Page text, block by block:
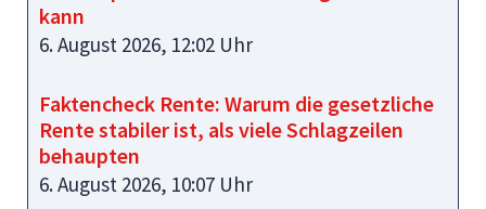
kann
6. August 2026, 12:02 Uhr
Faktencheck Rente: Warum die gesetzliche
Rente stabiler ist, als viele Schlagzeilen
behaupten
6. August 2026, 10:07 Uhr